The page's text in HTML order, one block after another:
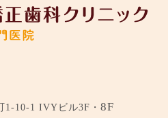
1-10-1 IVYビル3F・8F